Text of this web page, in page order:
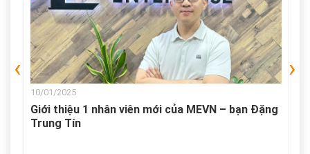
10/01/2025
Giới thiệu 1 nhân viên mới của MEVN – bạn Đặng
Trung Tín
‹ ›